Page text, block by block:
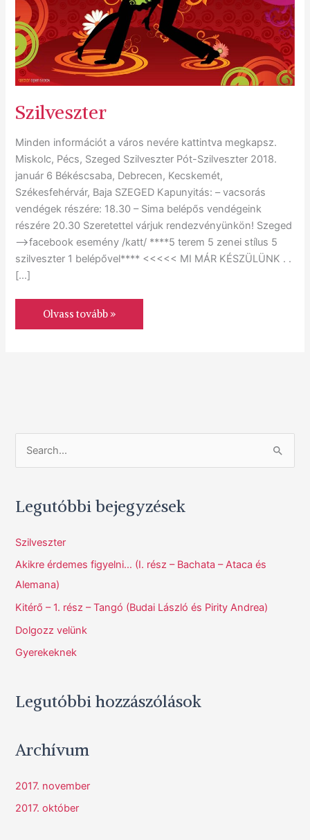
Szilveszter
Minden információt a város nevére kattintva megkapsz.
Miskolc, Pécs, Szeged Szilveszter Pót-Szilveszter 2018.
január 6 Békéscsaba, Debrecen, Kecskemét,
Székesfehérvár, Baja SZEGED Kapunyitás: – vacsorás
vendégek részére: 18.30 – Sima belépős vendégeink
részére 20.30 Szeretettel várjuk rendezvényünkön! Szeged
—>facebook esemény /katt/ ****5 terem 5 zenei stílus 5
szilveszter 1 belépővel**** <<<<< MI MÁR KÉSZÜLÜNK . .
[…]
Olvass tovább »
r
r
:
Legutóbbi bejegyzések
Szilveszter
Akikre érdemes figyelni… (I. rész – Bachata – Ataca és
Alemana)
Kitérő – 1. rész – Tangó (Budai László és Pirity Andrea)
Dolgozz velünk
Gyerekeknek
Legutóbbi hozzászólások
Archívum
2017. november
2017. október